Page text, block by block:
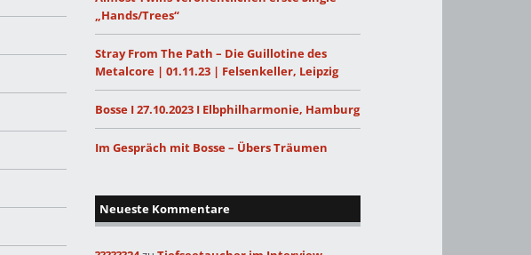
„Hands/Trees“
Stray From The Path – Die Guillotine des
Metalcore | 01.11.23 | Felsenkeller, Leipzig
Bosse I 27.10.2023 I Elbphilharmonie, Hamburg
Im Gespräch mit Bosse – Übers Träumen
Neueste Kommentare